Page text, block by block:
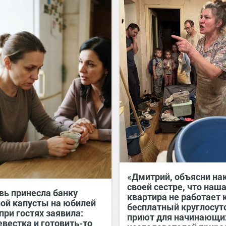
«Дмитрий, объясни
своей сестре, что наша
квартира не работает
бесплатный
приют для
принесла банку
капусты на юбилей
гостях заявила:
и готовить-то